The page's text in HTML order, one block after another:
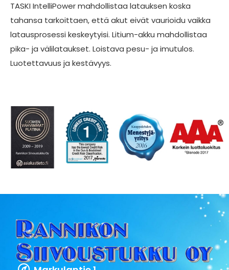
TASKI IntelliPower mahdollistaa latauksen koska
tahansa tarkoittaen, että akut eivät vaurioidu vaikka
latausprosessi keskeytyisi. Litium-akku mahdollistaa
pika- ja välilataukset. Loistava pesu- ja imutulos.
Luotettavuus ja kestävyys.